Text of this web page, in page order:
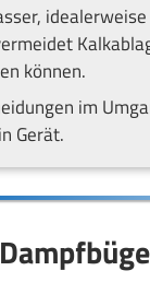
können.
im
Gerät.